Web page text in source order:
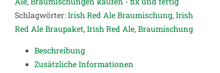
samtig
und
vollmundig
Menge
Schlagwörter:Irish Red Ale Braumischung,Irish
Red Ale Braupaket,Irish Red Ale,Braumischung
Beschreibung
Zusätzliche Informationen